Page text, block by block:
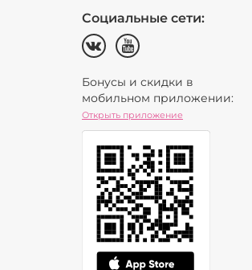
Социальные сети:
Бонусы и скидки в
мобильном приложении:
Открыть приложение